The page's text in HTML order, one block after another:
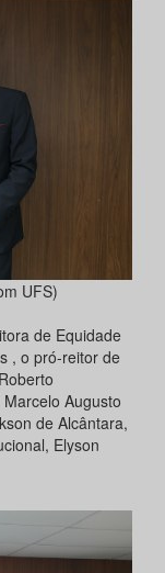
UFS)
de Equidade
, o pró-reitor de
Augusto
de Alcântara,
Elyson